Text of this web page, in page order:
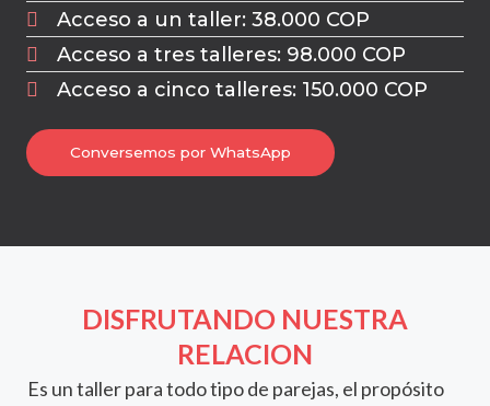
Acceso a un taller: 38.000 COP
Acceso a tres talleres: 98.000 COP
Acceso a cinco talleres: 150.000 COP
Conversemos por WhatsApp
DISFRUTANDO NUESTRA
RELACION
Es un taller para todo tipo de parejas, el propósito